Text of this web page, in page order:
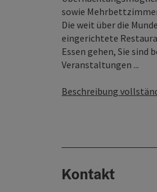
sowie
Die weit über die
eingerichtete
Essen gehen, Sie sind
Veranstaltungen ...
Beschreibung
Kontakt